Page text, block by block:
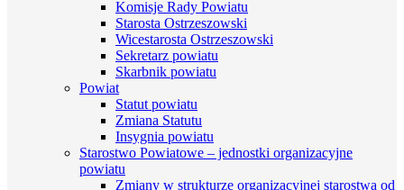
Komisje Rady Powiatu
Starosta Ostrzeszowski
Wicestarosta Ostrzeszowski
Sekretarz powiatu
Skarbnik powiatu
Powiat
Statut powiatu
Zmiana Statutu
Insygnia powiatu
Starostwo Powiatowe – jednostki organizacyjne
powiatu
Zmiany w strukturze organizacyjnej starostwa od